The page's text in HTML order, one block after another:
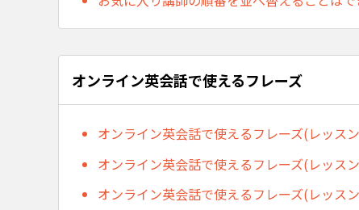
オンライン英会話で使えるフレーズ
オンライン英会話で使えるフレーズ(レッス
オンライン英会話で使えるフレーズ(レッス
オンライン英会話で使えるフレーズ(レッス